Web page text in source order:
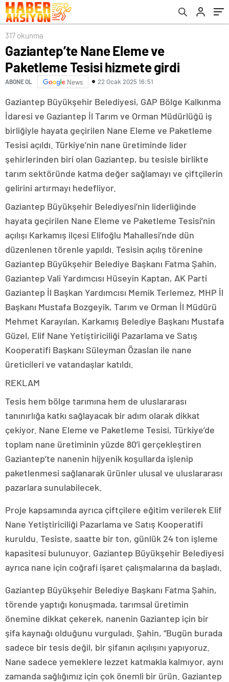
317 okunma
Gaziantep’te Nane Eleme ve
Paketleme Tesisi hizmete girdi
ABONE OL News 22 Ocak 2025 16:51
Gaziantep Büyükşehir Belediyesi, GAP Bölge Kalkınma
İdaresi ve Gaziantep İl Tarım ve Orman Müdürlüğü iş
birliğiyle hayata geçirilen Nane Eleme ve Paketleme
Tesisi açıldı. Türkiye’nin nane üretiminde lider
şehirlerinden biri olan Gaziantep, bu tesisle birlikte
tarım sektöründe katma değer sağlamayı ve çiftçilerin
gelirini artırmayı hedefliyor.
Gaziantep Büyükşehir Belediyesi’nin liderliğinde
hayata geçirilen Nane Eleme ve Paketleme Tesisi’nin
açılışı Karkamış ilçesi Elifoğlu Mahallesi’nde dün
düzenlenen törenle yapıldı. Tesisin açılış törenine
Gaziantep Büyükşehir Belediye Başkanı Fatma Şahin,
Gaziantep Vali Yardımcısı Hüseyin Kaptan, AK Parti
Gaziantep İl Başkan Yardımcısı Memik Terlemez, MHP İl
Başkanı Mustafa Bozgeyik, Tarım ve Orman İl Müdürü
Mehmet Karayılan, Karkamış Belediye Başkanı Mustafa
Güzel, Elif Nane Yetiştiriciliği Pazarlama ve Satış
Kooperatifi Başkanı Süleyman Özaslan ile nane
üreticileri ve vatandaşlar katıldı.
REKLAM
Tesis hem bölge tarımına hem de uluslararası
tanınırlığa katkı sağlayacak bir adım olarak dikkat
çekiyor. Nane Eleme ve Paketleme Tesisi, Türkiye’de
toplam nane üretiminin yüzde 80’i gerçekleştiren
Gaziantep’te nanenin hijyenik koşullarda işlenip
paketlenmesi sağlanarak ürünler ulusal ve uluslararası
pazarlara sunulabilecek.
Proje kapsamında ayrıca çiftçilere eğitim verilerek Elif
Nane Yetiştiriciliği Pazarlama ve Satış Kooperatifi
kuruldu. Tesiste, saatte bir ton, günlük 24 ton işleme
kapasitesi bulunuyor. Gaziantep Büyükşehir Belediyesi
ayrıca nane için coğrafi işaret çalışmalarına da başladı.
Gaziantep Büyükşehir Belediye Başkanı Fatma Şahin,
törende yaptığı konuşmada, tarımsal üretimin
önemine dikkat çekerek, nanenin Gaziantep için bir
şifa kaynağı olduğunu vurguladı. Şahin, “Bugün burada
sadece bir tesis değil, bir şifanın açılışını yapıyoruz.
Nane sadece yemeklere lezzet katmakla kalmıyor, aynı
zamanda sağlığımız için çok önemli bir ürün. Gaziantep